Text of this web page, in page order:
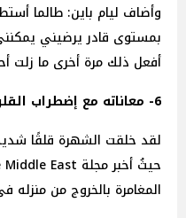
وأضاف ليام باين: طالما
بمستوى قادر يرضيني
أفعل ذلك مرة أخرى ما زلت
6- معاناته مع إضطراب القلق:
لقد خلقت الشهرة قلقًا
المغامرة بالخروج من منزله